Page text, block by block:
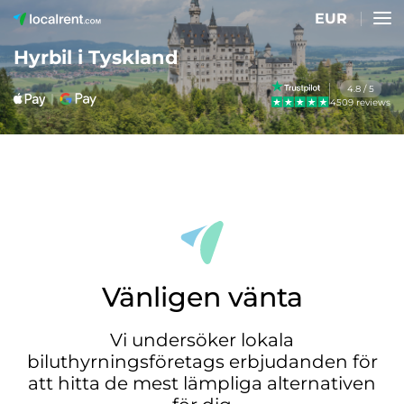
EUR
Hyrbil i Tyskland
4.8 / 5
4509 reviews
Vänligen vänta
Vi undersöker lokala
biluthyrningsföretags erbjudanden för
att hitta de mest lämpliga alternativen